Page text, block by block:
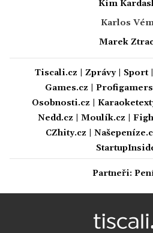
Kim
Karlos
Marek
Tiscali.cz Zprávy| Sport|
Games.cz
Osobnosti.cz
Nedd.cz
Moulík.cz
CZhity.cz
Partneři: